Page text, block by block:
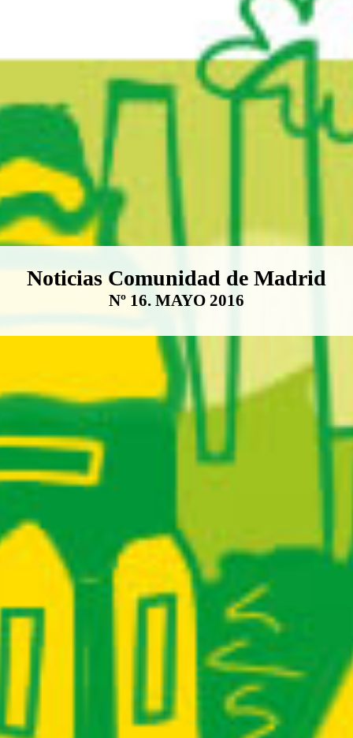
Boletín Noticias Comunidad de
Noticias Comunidad de Madrid
Nº 16. MAYO 2016